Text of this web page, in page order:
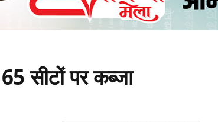
सीटों पर कब्जा